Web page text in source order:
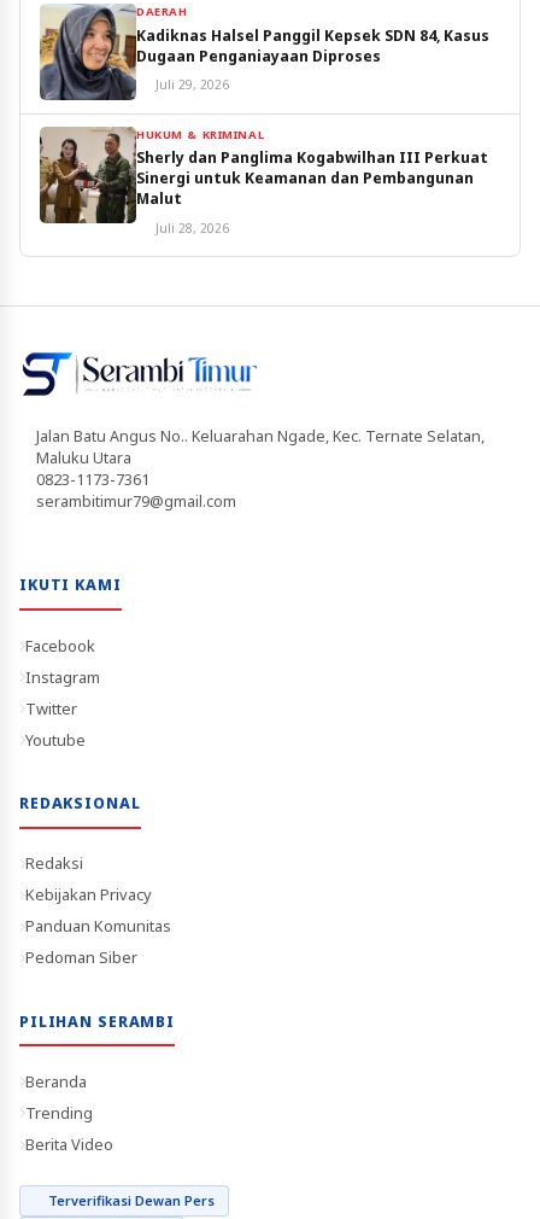
DAERAH
Kadiknas Halsel Panggil Kepsek SDN 84, Kasus
Dugaan Penganiayaan Diproses
Juli 29, 2026
HUKUM & KRIMINAL
Sherly dan Panglima Kogabwilhan III Perkuat
Sinergi untuk Keamanan dan Pembangunan
Malut
Juli 28, 2026
Jalan Batu Angus No.. Keluarahan Ngade, Kec. Ternate Selatan,
Maluku Utara
0823-1173-7361
serambitimur79@gmail.com
IKUTI KAMI
Facebook
Instagram
Twitter
Youtube
REDAKSIONAL
Redaksi
Kebijakan Privacy
Panduan Komunitas
Pedoman Siber
PILIHAN SERAMBI
Beranda
Trending
Berita Video
Terverifikasi Dewan Pers